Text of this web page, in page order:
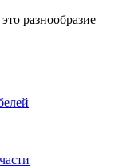
разнообразие